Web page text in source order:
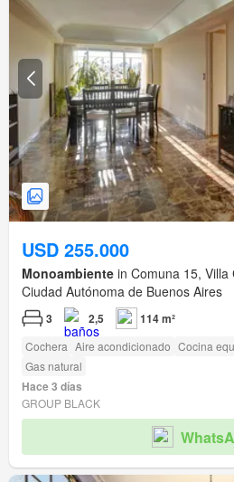
USD 255.000
Monoambiente in Comuna 15,
Ciudad Autónoma de Buenos Aires
3 2,5 114 m²
Cochera Aire acondicionado Cocina
Gas natural
Hace 3 días
GROUP BLACK